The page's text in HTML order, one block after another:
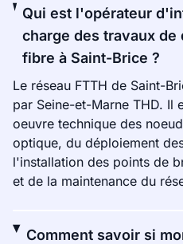
Qui est l'opérateur
charge des travaux de
fibre à Saint-Brice ?
Le réseau FTTH de Saint-
par Seine-et-Marne THD. Il
oeuvre technique des
optique, du déploiement
l'installation des points de
et de la maintenance du
Comment savoir si